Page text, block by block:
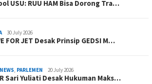
USU: RUU HAM Bisa Dorong Tra…
30 July 2026
FOR JET Desak Prinsip GEDSI M…
NEWS, PARLEMEN 20 July 2026
Sari Yuliati Desak Hukuman Maks…